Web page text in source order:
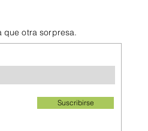
que otra sorpresa.
Suscribirse